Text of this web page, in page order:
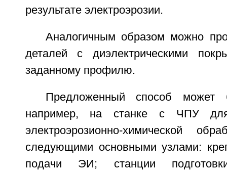
результате электроэрозии.
Аналогичным образом можно
деталей с диэлектрическими
заданному профилю.
Предложенный способ может
например, на станке с ЧПУ для
электроэрозионно-химической
следующими основными узлами:
подачи ЭИ; станции